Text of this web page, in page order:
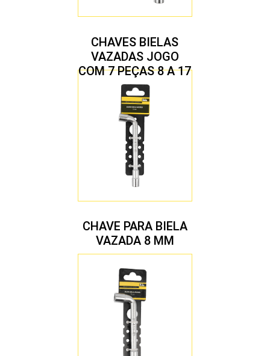
CHAVES BIELAS
VAZADAS JOGO
COM 7 PEÇAS 8 A 17
MM
CHAVE PARA BIELA
VAZADA 8 MM